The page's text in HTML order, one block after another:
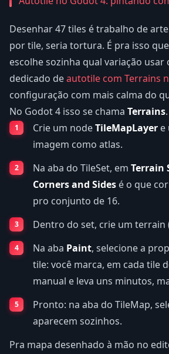
Desenhar 47 tiles é trabalho de
por tile, seria tortura. É pra isso
escolhe sozinha qual variação
dedicado deautotile com Terrains
configuração com mais calma do
No Godot 4 isso se chama Terrains
Crie um nodeTileMapLayer e
imagem como atlas.
Na aba do TileSet, em Terrain
Corners and Sides é o que
pro conjunto de 16.
Dentro do set, crie um terrain
Na aba Paint, selecione a
tile: você marca, em cada tile
manual e leva uns minutos,
Pronto: na aba do TileMap,
aparecem sozinhos.
Pra mapa desenhado à mão no